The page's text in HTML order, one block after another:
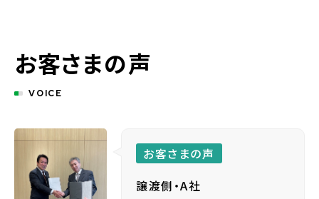
お客さまの声
VOICE
お客さまの声
譲渡側・A社